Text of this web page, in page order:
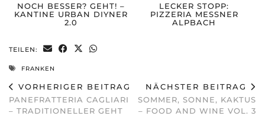
NOCH BESSER? GEHT! –
KANTINE URBAN DIYNER
2.0
LECKER STOPP:
PIZZERIA MESSNER
ALPBACH
TEILEN:
FRANKEN
VORHERIGER BEITRAG
PANEFRATTERIA CAGLIARI
– TRADITIONELLER GEHT
NÄCHSTER BEITRAG
SOMMER, SONNE, KAKTUS
– FOOD AND WINE VOL. 3